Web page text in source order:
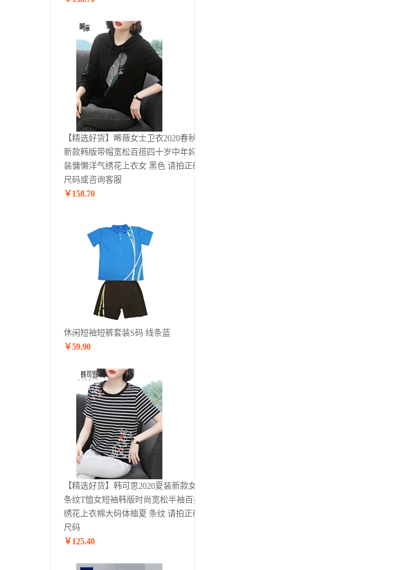
【精选好货】晞薇女士卫衣2020春秋季
新款韩版带帽宽松百搭四十岁中年妈妈
装慵懒洋气绣花上衣女 黑色 请拍正确
尺码或咨询客服
￥ 158.70
休闲短袖短裤套装S码 线条蓝
￥59.90
【精选好货】韩可思2020夏装新款女士
条纹T恤女短袖韩版时尚宽松半袖百搭
绣花上衣棉大码体桖夏 条纹 请拍正确
尺码
￥ 125.40